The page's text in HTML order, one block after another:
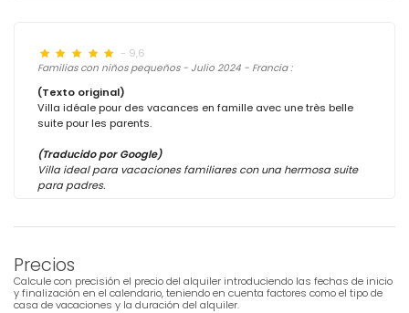
- 9,6
Familias con niños pequeños - Julio 2024 - Francia :
(Texto original)
Villa idéale pour des vacances en famille avec une très belle
suite pour les parents.
(Traducido por Google)
Villa ideal para vacaciones familiares con una hermosa suite
para padres.
Precios
Calcule con precisión el precio del alquiler introduciendo las fechas de inicio
y finalización en el calendario, teniendo en cuenta factores como el tipo de
casa de vacaciones y la duración del alquiler.